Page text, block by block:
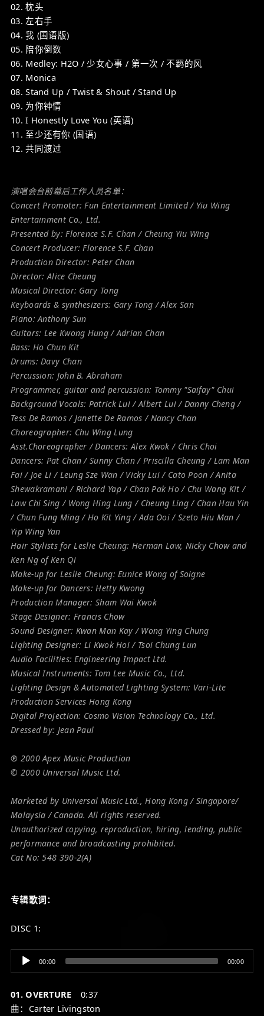
02. 枕头
03. 左右手
04. 我 (国语版)
05. 陪你倒数
06. Medley: H2O / 少女心事 / 第一次 / 不羁的风
07. Monica
08. Stand Up / Twist & Shout / Stand Up
09. 为你钟情
10. I Honestly Love You (英语)
11. 至少还有你 (国语)
12. 共同渡过
演唱会台前幕后工作人员名单：
Concert Promoter: Fun Entertainment Limited / Yiu Wing
Entertainment Co., Ltd.
Presented by: Florence S.F. Chan / Cheung Yiu Wing
Concert Producer: Florence S.F. Chan
Production Director: Peter Chan
Director: Alice Cheung
Musical Director: Gary Tong
Keyboards & synthesizers: Gary Tong / Alex San
Piano: Anthony Sun
Guitars: Lee Kwong Hung / Adrian Chan
Bass: Ho Chun Kit
Drums: Davy Chan
Percussion: John B. Abraham
Programmer, guitar and percussion: Tommy "Saifay" Chui
Background Vocals: Patrick Lui / Albert Lui / Danny Cheng /
Tess De Ramos / Janette De Ramos / Nancy Chan
Choreographer: Chu Wing Lung
Asst.Choreographer / Dancers: Alex Kwok / Chris Choi
Dancers: Pat Chan / Sunny Chan / Priscilla Cheung / Lam Man
Fai / Joe Li / Leung Sze Wan / Vicky Lui / Cato Poon / Anita
Shewakramani / Richard Yap / Chan Pak Ho / Chu Wang Kit /
Law Chi Sing / Wong Hing Lung / Cheung Ling / Chan Hau Yin
/ Chun Fung Ming / Ho Kit Ying / Ada Ooi / Szeto Hiu Man /
Yip Wing Yan
Hair Stylists for Leslie Cheung: Herman Law, Nicky Chow and
Ken Ng of Ken Qi
Make-up for Leslie Cheung: Eunice Wong of Soigne
Make-up for Dancers: Hetty Kwong
Production Manager: Sham Wai Kwok
Stage Designer: Francis Chow
Sound Designer: Kwan Man Kay / Wong Ying Chung
Lighting Designer: Li Kwok Hoi / Tsoi Chung Lun
Audio Facilities: Engineering Impact Ltd.
Musical Instruments: Tom Lee Music Co., Ltd.
Lighting Design & Automated Lighting System: Vari-Lite
Production Services Hong Kong
Digital Projection: Cosmo Vision Technology Co., Ltd.
Dressed by: Jean Paul
℗ 2000 Apex Music Production
© 2000 Universal Music Ltd.
Marketed by Universal Music Ltd., Hong Kong / Singapore/
Malaysia / Canada. All rights reserved.
Unauthorized copying, reproduction, hiring, lending, public
performance and broadcasting prohibited.
Cat No: 548 390-2(A)
专辑歌词：
DISC 1:
Audio
Player
00:00 00:00
01. OVERTURE 0:37
曲：Carter Livingston